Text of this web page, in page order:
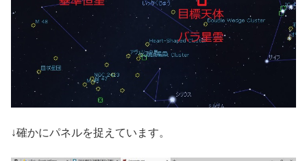
↓確かにパネルを捉えています。